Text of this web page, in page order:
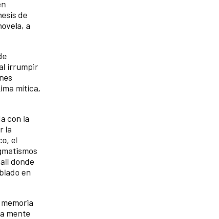
de
a
irrumpir
mítica,
con la
la
el
donde
en
mente